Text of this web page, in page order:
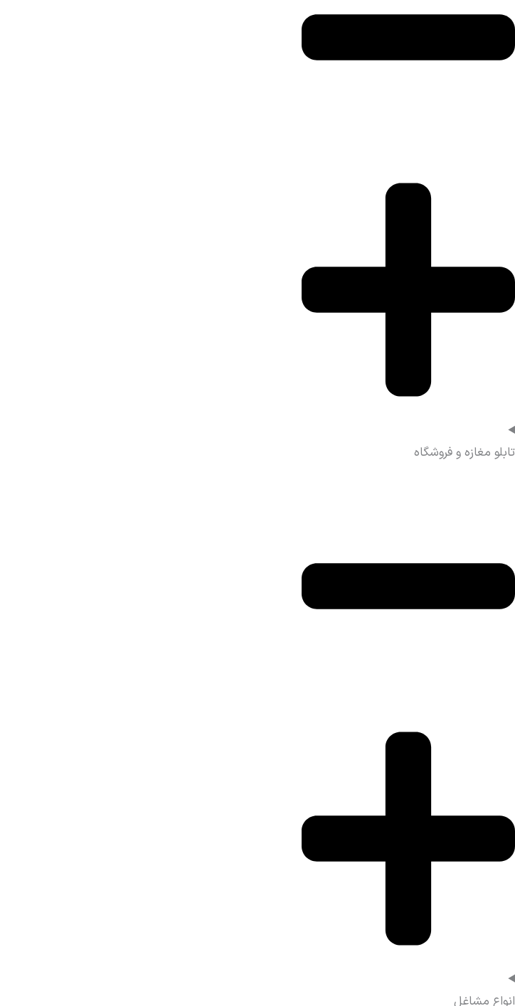
تابلو مغازه و فروشگاه
انواع مشاغل